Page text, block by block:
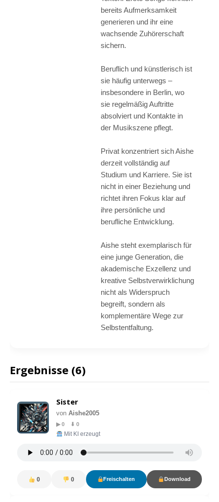
bereits Aufmerksamkeit
generieren und ihr eine
wachsende Zuhörerschaft
sichern.
Beruflich und künstlerisch ist
sie häufig unterwegs –
insbesondere in Berlin, wo
sie regelmäßig Auftritte
absolviert und Kontakte in
der Musikszene pflegt.
Privat konzentriert sich Aishe
derzeit vollständig auf
Studium und Karriere. Sie ist
nicht in einer Beziehung und
richtet ihren Fokus klar auf
ihre persönliche und
berufliche Entwicklung.
Aishe steht exemplarisch für
eine junge Generation, die
akademische Exzellenz und
kreative Selbstverwirklichung
nicht als Widerspruch
begreift, sondern als
komplementäre Wege zur
Selbstentfaltung.
Ergebnisse (6)
Sister
von Aishe2005
▶ 0 ⬇ 0
Mit KI erzeugt
0 0 Freischalten Download